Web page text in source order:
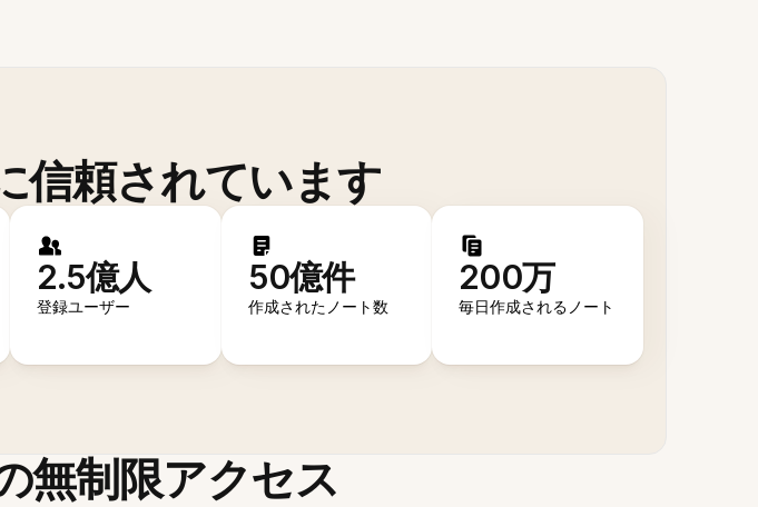
信頼されています
2.5億人
登録ユーザー
50億件
作成されたノート数
200万
毎日作成されるノート
無制限アクセス